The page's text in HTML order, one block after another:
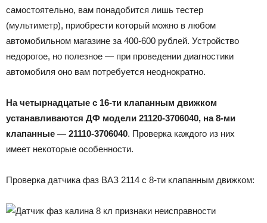
самостоятельно, вам понадобится лишь тестер
(мультиметр), приобрести который можно в любом
автомобильном магазине за 400-600 рублей. Устройство
недорогое, но полезное — при проведении диагностики
автомобиля оно вам потребуется неоднократно.
На четырнадцатые с 16-ти клапанным движком
устанавливаются ДФ модели 21120-3706040, на 8-ми
клапанные — 21110-3706040. Проверка каждого из них
имеет некоторые особенности.
Проверка датчика фаз ВАЗ 2114 с 8-ти клапанным движком: